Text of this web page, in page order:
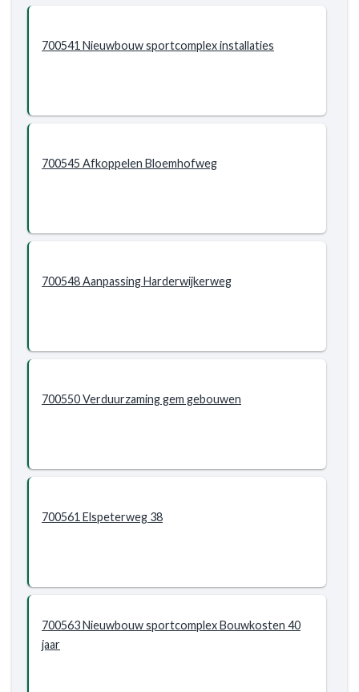
700541 Nieuwbouw sportcomplex installaties
700545 Afkoppelen Bloemhofweg
700548 Aanpassing Harderwijkerweg
700550 Verduurzaming gem gebouwen
700561 Elspeterweg 38
700563 Nieuwbouw sportcomplex Bouwkosten 40
jaar